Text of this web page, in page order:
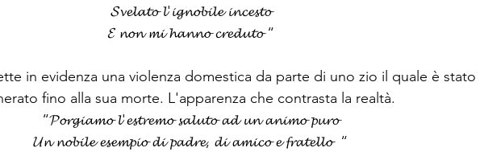
𝓢𝓿𝓮𝓵𝓪𝓽𝓸 𝓵'𝓲𝓰𝓷𝓸𝓫𝓲𝓵𝓮 𝓲𝓷𝓬𝓮𝓼𝓽𝓸
𝓔 𝓷𝓸𝓷 𝓶𝓲 𝓱𝓪𝓷𝓷𝓸 𝓬𝓻𝓮𝓭𝓾𝓽𝓸 “
in evidenza una violenza domestica da parte di uno zio il quale è stato
fino alla sua morte. L'apparenza che contrasta la realtà.
“𝓟𝓸𝓻𝓰𝓲𝓪𝓶𝓸 𝓵'𝓮𝓼𝓽𝓻𝓮𝓶𝓸 𝓼𝓪𝓵𝓾𝓽𝓸 𝓪𝓭 𝓾𝓷 𝓪𝓷𝓲𝓶𝓸 𝓹𝓾𝓻𝓸
𝓤𝓷 𝓷𝓸𝓫𝓲𝓵𝓮 𝓮𝓼𝓮𝓶𝓹𝓲𝓸 𝓭𝓲 𝓹𝓪𝓭𝓻𝓮, 𝓭𝓲 𝓪𝓶𝓲𝓬𝓸 𝓮 𝓯𝓻𝓪𝓽𝓮𝓵𝓵𝓸  “